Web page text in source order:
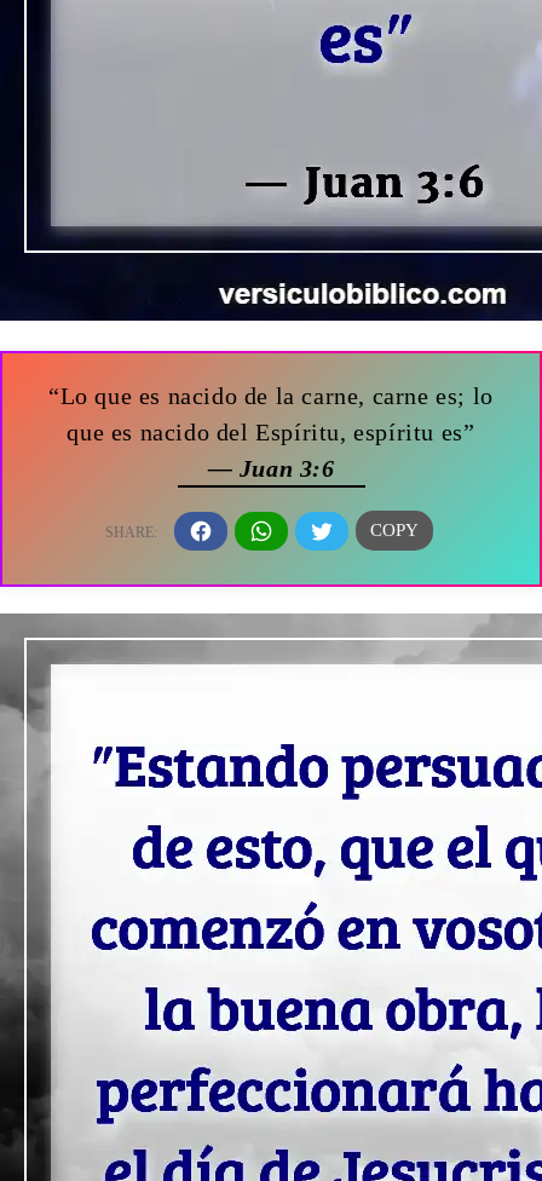
“Lo que es nacido de la carne, carne es; lo
que es nacido del Espíritu, espíritu es”
— Juan 3:6